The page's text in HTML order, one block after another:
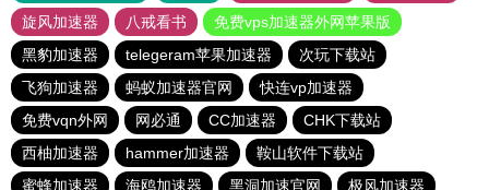
旋风加速器
八戒看书
免费vps加速器外网苹果版
黑豹加速器
telegeram苹果加速器
次玩下载站
飞狗加速器
蚂蚁加速器官网
快连vp加速器
免费vqn外网
网必通 CC加速器
CHK下载站
西柚加速器
hammer加速器
鞍山软件下载站
蜜蜂加速器
海鸥加速器 黑洞加速官网 极风加速器